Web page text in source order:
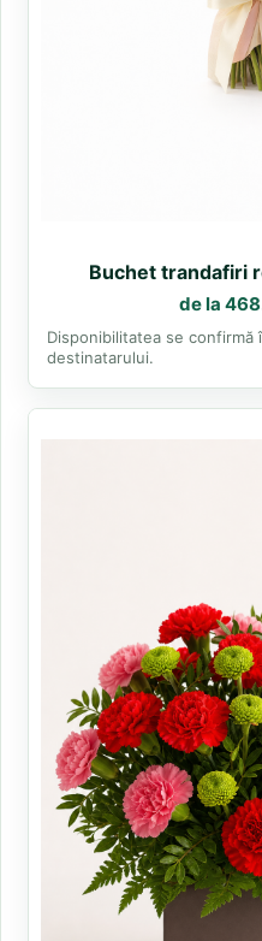
Buchet trandafiri
de la
Disponibilitatea se
destinatarului.